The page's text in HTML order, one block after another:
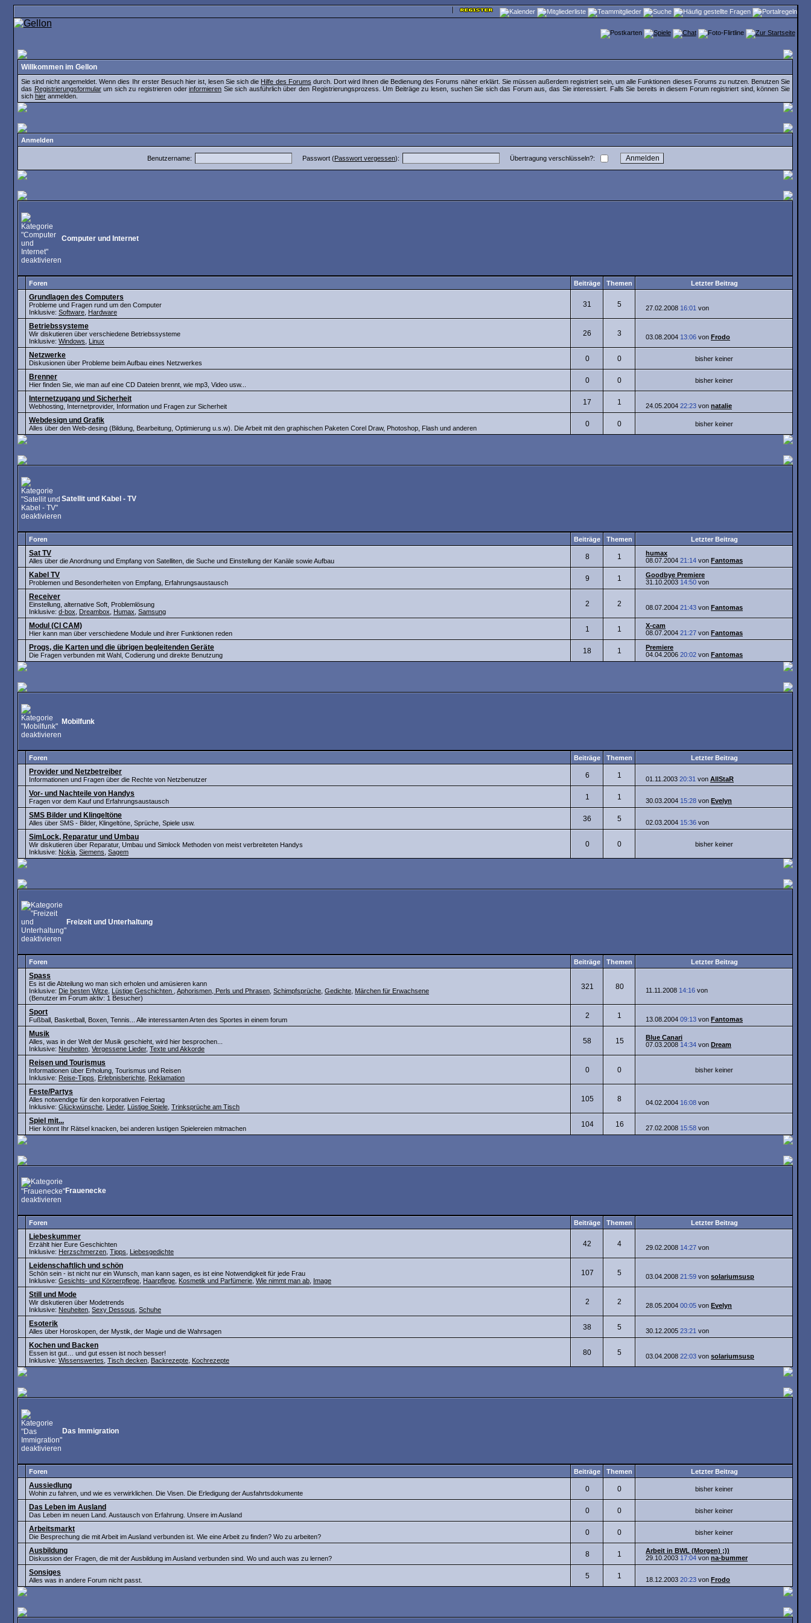
Willkommen im Gellon
Sie sind nicht angemeldet. Wenn dies Ihr erster Besuch hier ist, lesen Sie sich die Hilfe des Forums durch. Dort wird Ihnen die Bedienung des Forums näher erklärt. Sie müssen außerdem registriert sein, um alle Funktionen dieses Forums zu nutzen. Benutzen Sie
das Registrierungsformularum sich zu registrieren oderinformieren Sie sich ausführlich über den Registrierungsprozess. Um Beiträge zu lesen, suchen Sie sich das Forum aus, das Sie interessiert. Falls Sie bereits in diesem Forum registriert sind, können Sie
sich hier anmelden.
Anmelden
Benutzername: Passwort (Passwort vergessen): Übertragung verschlüsseln?:
Computer und Internet
Foren Beiträge Themen Letzter Beitrag
Grundlagen des Computers
Probleme und Fragen rund um den Computer
Inklusive: Software Hardware
31 5 27.02.2008 16:01 von
Betriebssysteme
Wir diskutieren über verschiedene Betriebssysteme
Inklusive: Windows Linux
26 3 03.08.2004 13:06 von Frodo
Netzwerke
Diskusionen über Probleme beim Aufbau eines Netzwerkes 0 0 bisher keiner
Brenner
Hier finden Sie, wie man auf eine CD Dateien brennt, wie mp3, Video usw... 0 0 bisher keiner
Internetzugang und Sicherheit
Webhosting, Internetprovider, Information und Fragen zur Sicherheit 17 1 24.05.2004 22:23 von natalie
Webdesign und Grafik
Alles über den Web-desing (Bildung, Bearbeitung, Optimierung u.s.w). Die Arbeit mit den graphischen Paketen Corel Draw, Photoshop, Flash und anderen 0 0 bisher keiner
Satellit und Kabel - TV
Foren Beiträge Themen Letzter Beitrag
Sat TV
Alles über die Anordnung und Empfang von Satelliten, die Suche und Einstellung der Kanäle sowie Aufbau 8 1
humax
08.07.2004 21:14 von Fantomas
Kabel TV
Problemen und Besonderheiten von Empfang, Erfahrungsaustausch 9 1
Goodbye Premiere
31.10.2003 14:50 von
Receiver
Einstellung, alternative Soft, Problemlösung
Inklusive: d-box Dreambox Humax Samsung
2 2 08.07.2004 21:43 von Fantomas
Modul (CI CAM)
Hier kann man über verschiedene Module und ihrer Funktionen reden 1 1
X-cam
08.07.2004 21:27 von Fantomas
Progs, die Karten und die übrigen begleitenden Geräte
Die Fragen verbunden mit Wahl, Codierung und direkte Benutzung 18 1
Premiere
04.04.2006 20:02 von Fantomas
Mobilfunk
Foren Beiträge Themen Letzter Beitrag
Provider und Netzbetreiber
Informationen und Fragen über die Rechte von Netzbenutzer 6 1 01.11.2003 20:31 von AllStaR
Vor- und Nachteile von Handys
Fragen vor dem Kauf und Erfahrungsaustausch 1 1 30.03.2004 15:28 von Evelyn
SMS Bilder und Klingeltöne
Alles über SMS - Bilder, Klingeltöne, Sprüche, Spiele usw. 36 5 02.03.2004 15:36 von
SimLock, Reparatur und Umbau
Wir diskutieren über Reparatur, Umbau und Simlock Methoden von meist verbreiteten Handys
Inklusive: Nokia Siemens Sagem
0 0 bisher keiner
Freizeit und Unterhaltung
Foren Beiträge Themen Letzter Beitrag
Spass
Es ist die Abteilung wo man sich erholen und amüsieren kann
Inklusive: Die besten Witze Lüstige Geschichten Aphorismen, Perls und Phrasen Schimpfsprüche Gedichte Märchen für Erwachsene
(Benutzer im Forum aktiv: 1 Besucher)
321 80 11.11.2008 14:16 von
Sport
Fußball, Basketball, Boxen, Tennis... Alle interessanten Arten des Sportes in einem forum 2 1 13.08.2004 09:13 von Fantomas
Musik
Alles, was in der Welt der Musik geschieht, wird hier besprochen...
Inklusive: Neuheiten Vergessene Lieder, Texte und Akkorde
58 15
Blue Canari
07.03.2008 14:34 von Dream
Reisen und Tourismus
Informationen über Erholung, Tourismus und Reisen
Inklusive: Reise-Tipps Erlebnisberichte Reklamation
0 0 bisher keiner
Feste/Partys
Alles notwendige für den korporativen Feiertag
Inklusive: Glückwünsche Lieder, Lüstige Spiele Trinksprüche am Tisch
105 8 04.02.2004 16:08 von
Spiel mit...
Hier könnt Ihr Rätsel knacken, bei anderen lustigen Spielereien mitmachen 104 16 27.02.2008 15:58 von
Frauenecke
Foren Beiträge Themen Letzter Beitrag
Liebeskummer
Erzählt hier Eure Geschichten
Inklusive: Herzschmerzen Tipps Liebesgedichte
42 4 29.02.2008 14:27 von
Leidenschaftlich und schön
Schön sein - ist nicht nur ein Wunsch, man kann sagen, es ist eine Notwendigkeit für jede Frau
Inklusive: Gesichts- und Körperpflege Haarpflege Kosmetik und Parfümerie Wie nimmt man ab Image
107 5 03.04.2008 21:59 von solariumsusp
Still und Mode
Wir diskutieren über Modetrends
Inklusive: Neuheiten Sexy Dessous Schuhe
2 2 28.05.2004 00:05 von Evelyn
Esoterik
Alles über Horoskopen, der Mystik, der Magie und die Wahrsagen 38 5 30.12.2005 23:21 von
Kochen und Backen
Essen ist gut… und gut essen ist noch besser!
Inklusive: Wissenswertes Tisch decken Backrezepte Kochrezepte
80 5 03.04.2008 22:03 von solariumsusp
Das Immigration
Foren Beiträge Themen Letzter Beitrag
Aussiedlung
Wohin zu fahren, und wie es verwirklichen. Die Visen. Die Erledigung der Ausfahrtsdokumente 0 0 bisher keiner
Das Leben im Ausland
Das Leben im neuen Land. Austausch von Erfahrung. Unsere im Ausland 0 0 bisher keiner
Arbeitsmarkt
Die Besprechung die mit Arbeit im Ausland verbunden ist. Wie eine Arbeit zu finden? Wo zu arbeiten? 0 0 bisher keiner
Ausbildung
Diskussion der Fragen, die mit der Ausbildung im Ausland verbunden sind. Wo und auch was zu lernen? 8 1
Arbeit in BWL (Morgen) ;))
29.10.2003 17:04 von na-bummer
Sonsiges
Alles was in andere Forum nicht passt. 5 1 18.12.2003 20:23 von Frodo